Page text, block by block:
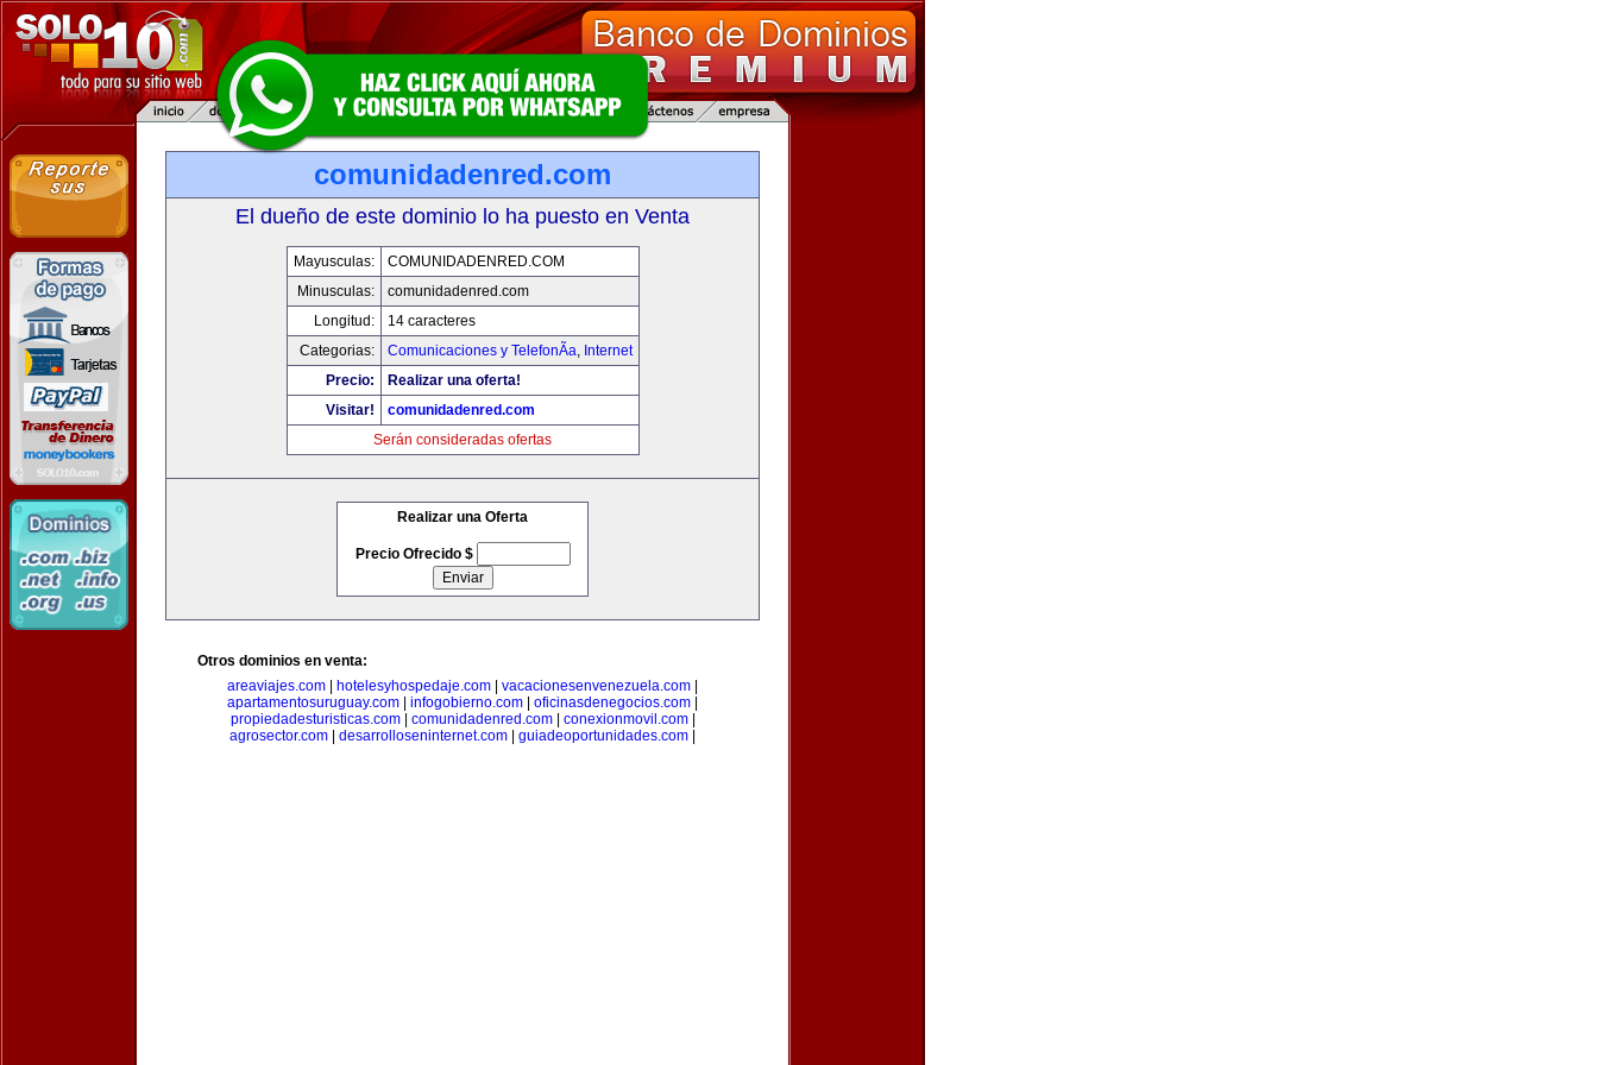
comunidadenred.com
El dueño de este dominio lo ha puesto en Venta
Mayusculas:
COMUNIDADENRED.COM
Minusculas:
comunidadenred.com
Longitud:
14 caracteres
Categorias:
Comunicaciones y TelefonÃ­a, Internet
Precio:
Realizar una oferta!
Visitar!
comunidadenred.com
Serán consideradas ofertas
Realizar una Oferta
Precio Ofrecido $
Otros dominios en venta:
areaviajes.com
hotelesyhospedaje.com vacacionesenvenezuela.com
apartamentosuruguay.com
infogobierno.com oficinasdenegocios.com
propiedadesturisticas.com| comunidadenred.com| conexionmovil.com|
agrosector.com
desarrolloseninternet.com guiadeoportunidades.com